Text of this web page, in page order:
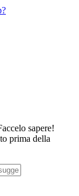
sapere!
prima della